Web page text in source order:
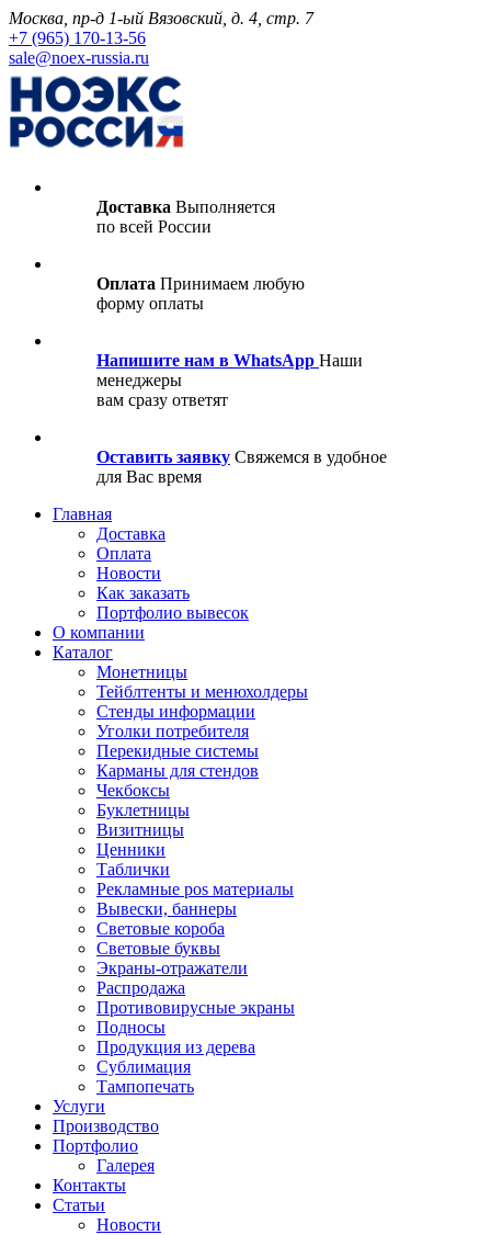
Москва, пр-д 1-ый Вязовский, д. 4, стр. 7
+7 (965) 170-13-56
sale@noex-russia.ru
Доставка Выполняется
по всей России
Оплата Принимаем любую
форму оплаты
Напишите нам в WhatsApp Наши
менеджеры
вам сразу ответят
Оставить заявку Свяжемся в удобное
для Вас время
Главная
Доставка
Оплата
Новости
Как заказать
Портфолио вывесок
О компании
Каталог
Монетницы
Тейблтенты и менюхолдеры
Стенды информации
Уголки потребителя
Перекидные системы
Карманы для стендов
Чекбоксы
Буклетницы
Визитницы
Ценники
Таблички
Рекламные pos материалы
Вывески, баннеры
Световые короба
Световые буквы
Экраны-отражатели
Распродажа
Противовирусные экраны
Подносы
Продукция из дерева
Сублимация
Тампопечать
Услуги
Производство
Портфолио
Галерея
Контакты
Статьи
Новости